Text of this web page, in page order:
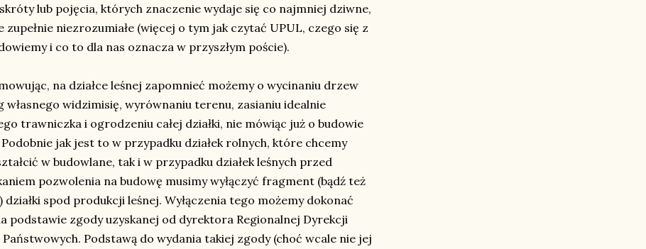
lub pojęcia, których znaczenie wydaje się co najmniej dziwne,
zupełnie niezrozumiałe (więcej o tym jak czytać UPUL, czego się z
i co to dla nas oznacza w przyszłym poście).
na działce leśnej zapomnieć możemy o wycinaniu drzew
własnego widzimisię, wyrównaniu terenu, zasianiu idealnie
trawniczka i ogrodzeniu całej działki, nie mówiąc już o budowie
jak jest to w przypadku działek rolnych, które chcemy
w budowlane, tak i w przypadku działek leśnych przed
pozwolenia na budowę musimy wyłączyć fragment (bądź też
działki spod produkcji leśnej. Wyłączenia tego możemy dokonać
podstawie zgody uzyskanej od dyrektora Regionalnej Dyrekcji
Państwowych. Podstawą do wydania takiej zgody (choć wcale nie jej